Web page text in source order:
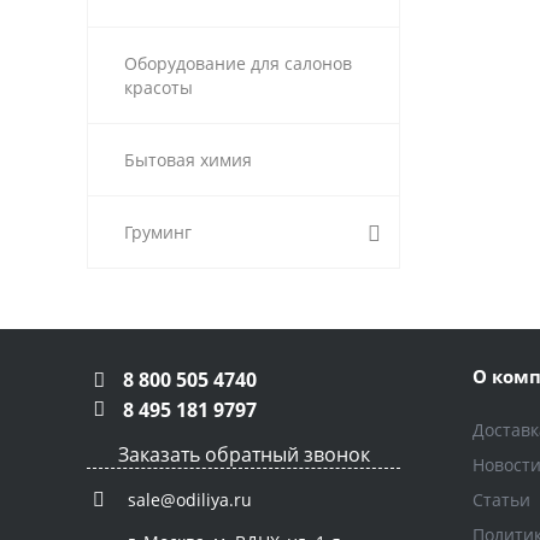
Оборудование для салонов
красоты
Бытовая химия
Груминг
8 800 505 4740
8 495 181 9797
Заказать обратный звонок
sale@odiliya.ru
О
Новости
Статьи